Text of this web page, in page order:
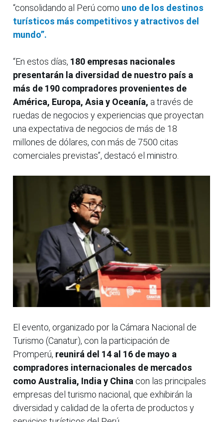
“consolidando al Perú como uno de los destinos
turísticos más competitivos y atractivos del
mundo”.
“En estos días, 180 empresas nacionales
presentarán la diversidad de nuestro país a
más de 190 compradores provenientes de
América, Europa, Asia y Oceanía, a través de
ruedas de negocios y experiencias que proyectan
una expectativa de negocios de más de 18
millones de dólares, con más de 7500 citas
comerciales previstas”, destacó el ministro.
El evento, organizado por la Cámara Nacional de
Turismo (Canatur), con la participación de
Promperú, reunirá del 14 al 16 de mayo a
compradores internacionales de mercados
como Australia, India y China con las principales
empresas del turismo nacional, que exhibirán la
diversidad y calidad de la oferta de productos y